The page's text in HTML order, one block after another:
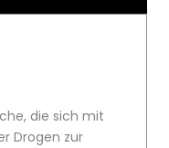
die sich mit
Drogen zur